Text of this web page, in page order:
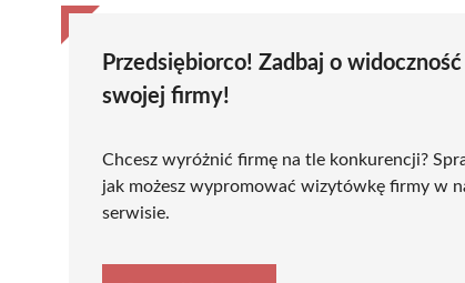
Przedsiębiorco! Zadbaj o widoczność
swojej firmy!
Chcesz wyróżnić firmę na tle konkurencji?
jak możesz wypromować wizytówkę firmy w
serwisie.